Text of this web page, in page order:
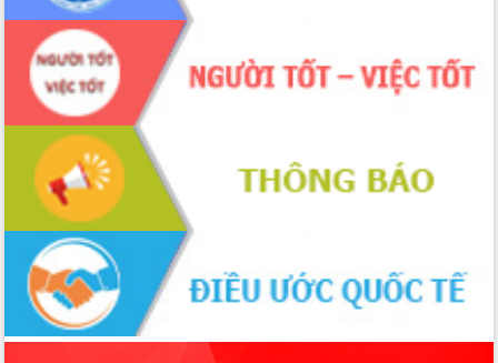
Hòn Yến phát triển du lịch gắn với bảo
tồn biển
Lấy ý kiến điều chỉnh Quy hoạch tỉnh
Đắk Lắk thời kỳ 2021-2030, tầm nhìn
đến năm 2050
Phát động chiến dịch 30 ngày đêm
giải phóng mặt bằng Tuyến đường bộ
ven biển
Đắk Lắk nỗ lực thúc đẩy tăng trưởng
kinh tế từ 10% trở lên trong Quý
II/2026
Đắk Lắk ký kết thỏa thuận hợp tác về
chuyển đổi số giai đoạn 2026 – 2030
với Tập đoàn Bưu chính Viễn thông